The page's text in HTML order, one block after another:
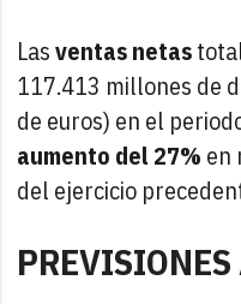
Lasventas netas
117.413 millones de
de euros) en el
aumento del 27% en
del ejercicio